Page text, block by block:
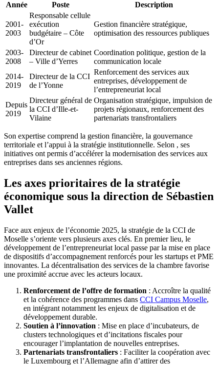
Année Poste Description
2001-
2003
Responsable cellule
exécution
budgétaire – Côte
d’Or
Gestion financière stratégique,
optimisation des ressources publiques
2003-
2008
Directeur de cabinet
– Ville d’Yerres
Coordination politique, gestion de la
communication locale
2014-
2019
Directeur de la CCI
de l’Yonne
Renforcement des services aux
entreprises, développement de
l’entrepreneuriat local
Depuis
2019
Directeur général de
la CCI d’Ille-et-
Vilaine
Organisation stratégique, impulsion de
projets régionaux, renforcement des
partenariats transfrontaliers
Son expertise comprend la gestion financière, la gouvernance
territoriale et l’appui à la stratégie institutionnelle. Selon , ses
initiatives ont permis d’accélérer la modernisation des services aux
entreprises dans ses anciennes régions.
Les axes prioritaires de la stratégie
économique sous la direction de Sébastien
Vallet
Face aux enjeux de l’économie 2025, la stratégie de la CCI de
Moselle s’oriente vers plusieurs axes clés. En premier lieu, le
développement de l’entrepreneuriat local passe par la mise en place
de dispositifs d’accompagnement renforcés pour les startups et PME
innovantes. La décentralisation des services de la chambre favorise
une proximité accrue avec les acteurs locaux.
Renforcement de l’offre de formation : Accroître la qualité
et la cohérence des programmes dans CCI Campus Moselle,
en intégrant notamment les enjeux de digitalisation et de
développement durable.
Soutien à l’innovation : Mise en place d’incubateurs, de
clusters technologiques et d’incitations fiscales pour
encourager l’implantation de nouvelles entreprises.
Partenariats transfrontaliers : Faciliter la coopération avec
le Luxembourg et l’Allemagne afin d’attirer des